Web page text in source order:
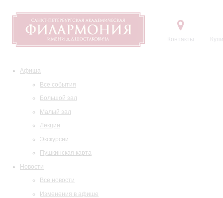
Контакты
Афиша
Все события
Большой зал
Малый зал
Лекции
Экскурсии
Пушкинская карта
Новости
Все новости
Изменения в афише